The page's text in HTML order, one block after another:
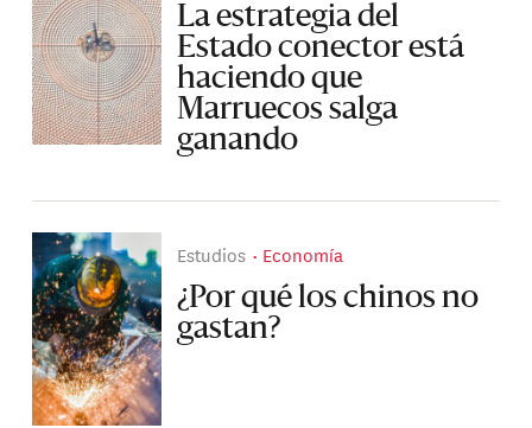
La estrategia del
Estado conector está
haciendo que
Marruecos salga
ganando
Estudios Economía
¿Por qué los chinos no
gastan?